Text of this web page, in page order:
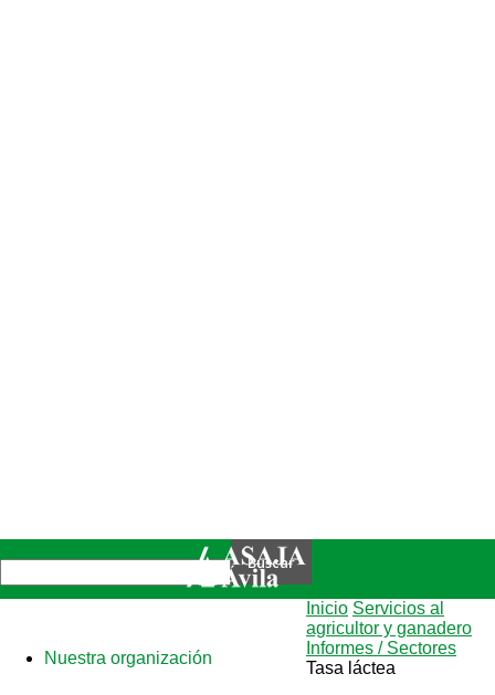
Nuestra organización
Inicio Servicios al
agricultor y ganadero
Informes / Sectores
Tasa láctea